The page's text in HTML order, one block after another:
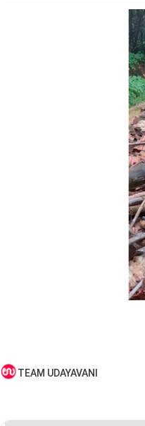
TEAM UDAYAVANI